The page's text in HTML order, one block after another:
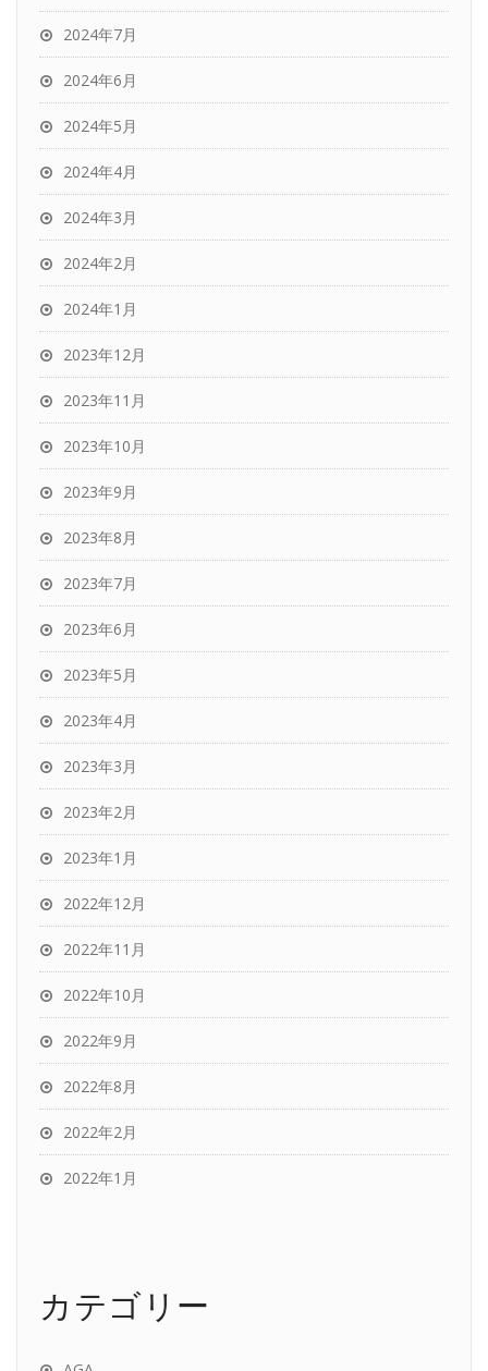
2024年7月
2024年6月
2024年5月
2024年4月
2024年3月
2024年2月
2024年1月
2023年12月
2023年11月
2023年10月
2023年9月
2023年8月
2023年7月
2023年6月
2023年5月
2023年4月
2023年3月
2023年2月
2023年1月
2022年12月
2022年11月
2022年10月
2022年9月
2022年8月
2022年2月
2022年1月
カテゴリー